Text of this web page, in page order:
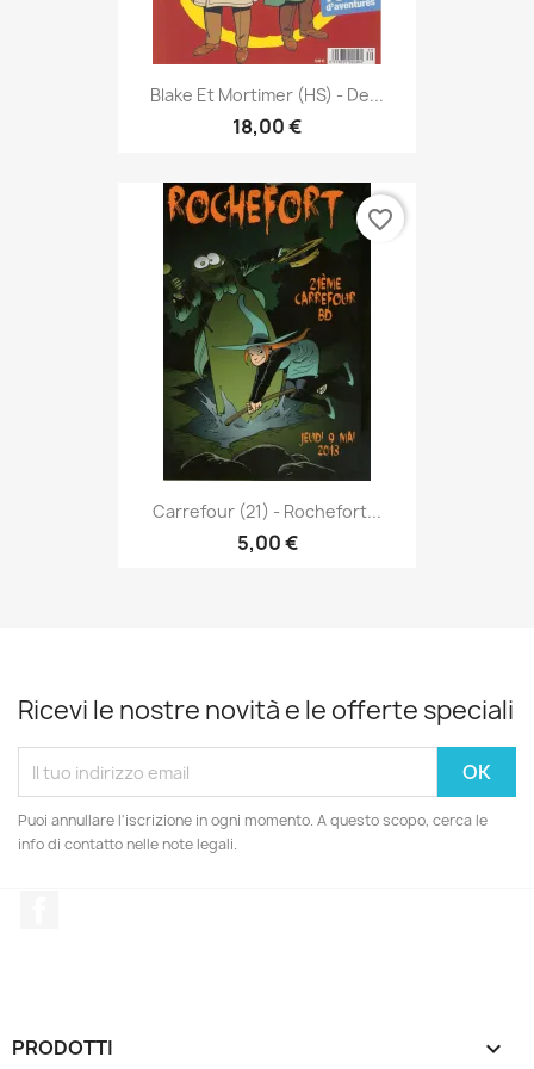
Blake Et Mortimer (HS) - De...
18,00 €
Carrefour (21) - Rochefort...
5,00 €
favorite_border
Ricevi le nostre novità e le offerte speciali
Puoi annullare l'iscrizione in ogni momento. A questo scopo, cerca le
info di contatto nelle note legali.
PRODOTTI 